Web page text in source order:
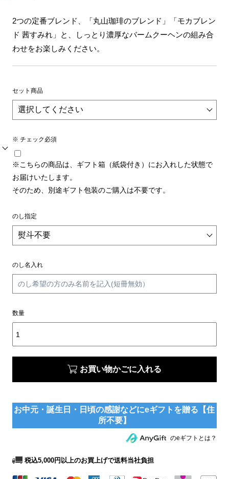
2つの定番ブレンド、「丸山珈琲のブレンド」「モカブレン
ド 茜すみれ」と、しっとり濃厚なバームクーヘンの組み合
わせをお楽しみください。
セット商品
※ チェック必須
※こちらの商品は、ギフト箱（紙袋付き）にお入れした状態で
お届けいたします。
そのため、別途ギフト包装のご購入は不要です。
のし指定
のし名入れ
数量
お買い物かごに入れる
のeギフトとは？
税込5,000円以上のお買上げで送料当社負担